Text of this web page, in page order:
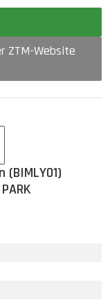
ZTM-Website